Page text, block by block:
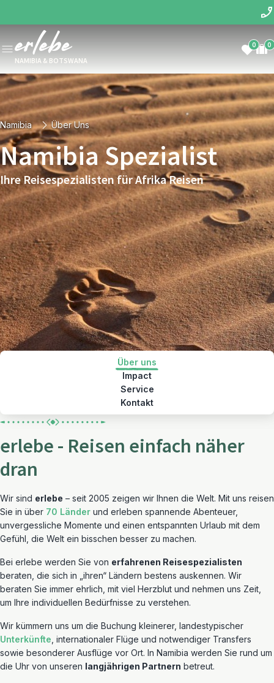
NAMIBIA & BOTSWANA
0 0
Namibia Über Uns
Namibia Spezialist
Ihre Reisespezialisten für Afrika Reisen
Über uns
Impact
Service
Kontakt
erlebe - Reisen einfach näher
dran
Wir sind erlebe – seit 2005 zeigen wir Ihnen die Welt. Mit uns reisen
Sie in über 70 Länder und erleben spannende Abenteuer,
unvergessliche Momente und einen entspannten Urlaub mit dem
Gefühl, die Welt ein bisschen besser zu machen.
Bei erlebe werden Sie von erfahrenen Reisespezialisten
beraten, die sich in „ihren“ Ländern bestens auskennen. Wir
beraten Sie immer ehrlich, mit viel Herzblut und nehmen uns Zeit,
um Ihre individuellen Bedürfnisse zu verstehen.
Wir kümmern uns um die Buchung kleinerer, landestypischer
Unterkünfte , internationaler Flüge und notwendiger Transfers
sowie besonderer Ausflüge vor Ort. In Namibia werden Sie rund um
die Uhr von unseren langjährigen Partnern betreut.